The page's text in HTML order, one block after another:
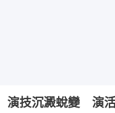
演技沉澱蛻變 演